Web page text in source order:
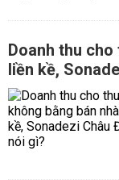
Doanh thu
liền kề,